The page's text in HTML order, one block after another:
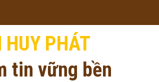
PHÁT
tin vững bền